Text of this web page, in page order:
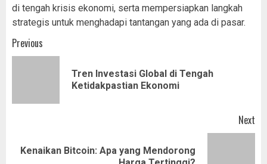
di tengah krisis ekonomi, serta mempersiapkan langkah
strategis untuk menghadapi tantangan yang ada di pasar.
Post
navigation
Previous
Tren Investasi Global di Tengah
Ketidakpastian Ekonomi
Next
Next
Kenaikan Bitcoin: Apa yang Mendorong